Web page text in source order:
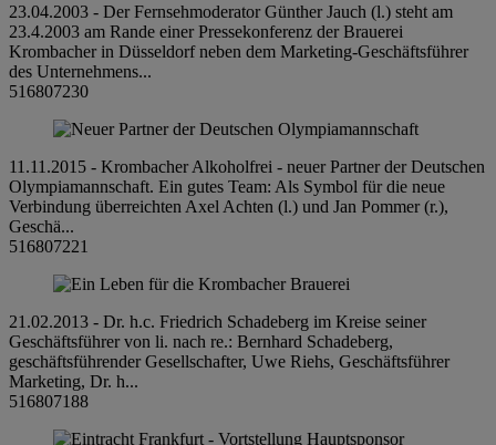
23.04.2003 - Der Fernsehmoderator Günther Jauch (l.) steht am
23.4.2003 am Rande einer Pressekonferenz der Brauerei
Krombacher in Düsseldorf neben dem Marketing-Geschäftsführer
des Unternehmens...
516807230
11.11.2015 - Krombacher Alkoholfrei - neuer Partner der Deutschen
Olympiamannschaft. Ein gutes Team: Als Symbol für die neue
Verbindung überreichten Axel Achten (l.) und Jan Pommer (r.),
Geschä...
516807221
21.02.2013 - Dr. h.c. Friedrich Schadeberg im Kreise seiner
Geschäftsführer von li. nach re.: Bernhard Schadeberg,
geschäftsführender Gesellschafter, Uwe Riehs, Geschäftsführer
Marketing, Dr. h...
516807188